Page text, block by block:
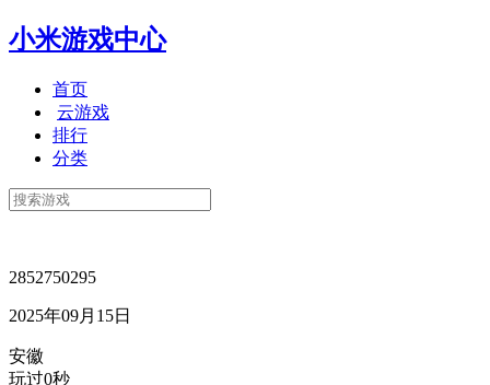
小米游戏中心
首页
云游戏
排行
分类
2852750295
2025年09月15日
安徽
玩过0秒